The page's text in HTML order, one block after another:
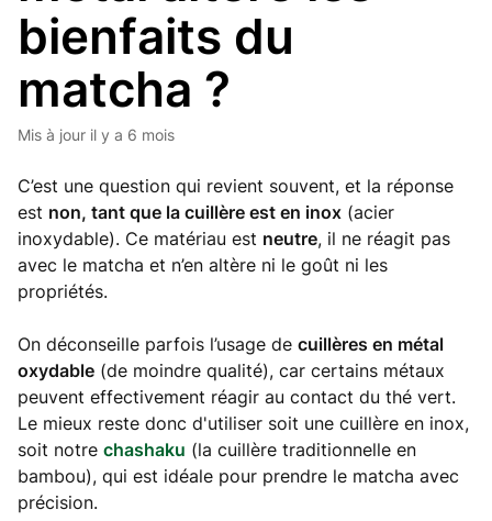
bienfaits du
matcha ?
Mis à jour il y a 6 mois
C’est une question qui revient souvent, et la réponse
est non, tant que la cuillère est en inox (acier
inoxydable). Ce matériau est neutre, il ne réagit pas
avec le matcha et n’en altère ni le goût ni les
propriétés.
On déconseille parfois l’usage de cuillères en métal
oxydable (de moindre qualité), car certains métaux
peuvent effectivement réagir au contact du thé vert.
Le mieux reste donc d'utiliser soit une cuillère en inox,
soit notre chashaku (la cuillère traditionnelle en
bambou), qui est idéale pour prendre le matcha avec
précision.